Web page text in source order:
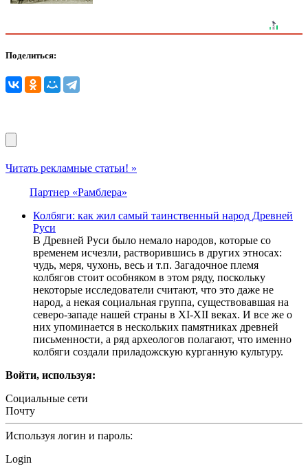
Поделиться:
Читать рекламные статьи! »
Партнер «Рамблера»
Колбяги: как жил самый таинственный народ Древней
Руси
В Древней Руси было немало народов, которые со
временем исчезли, растворившись в других этносах:
чудь, меря, чухонь, весь и т.п. Загадочное племя
колбягов стоит особняком в этом ряду, поскольку
некоторые исследователи считают, что это даже не
народ, а некая социальная группа, существовавшая на
северо-западе нашей страны в XI-XII веках. И все же о
них упоминается в нескольких памятниках древней
письменности, а ряд археологов полагают, что именно
колбяги создали приладожскую курганную культуру.
Войти, используя:
Социальные сети
Почту
Используя логин и пароль:
Login